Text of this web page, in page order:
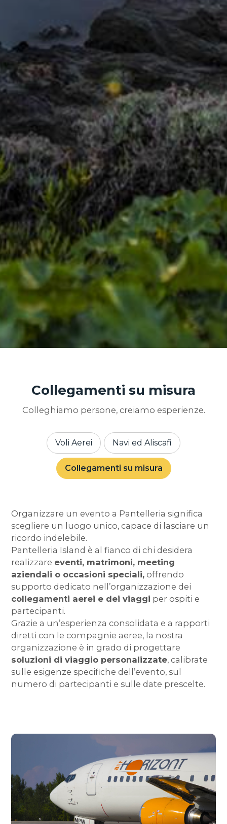
Collegamenti su misura
Colleghiamo persone, creiamo esperienze.
Voli Aerei Navi ed Aliscafi
Collegamenti su misura
Organizzare un evento a Pantelleria significa
scegliere un luogo unico, capace di lasciare un
ricordo indelebile.
Pantelleria Island è al fianco di chi desidera
realizzare eventi, matrimoni, meeting
aziendali o occasioni speciali, offrendo
supporto dedicato nell’organizzazione dei
collegamenti aerei e dei viaggi per ospiti e
partecipanti.
Grazie a un’esperienza consolidata e a rapporti
diretti con le compagnie aeree, la nostra
organizzazione è in grado di progettare
soluzioni di viaggio personalizzate, calibrate
sulle esigenze specifiche dell’evento, sul
numero di partecipanti e sulle date prescelte.